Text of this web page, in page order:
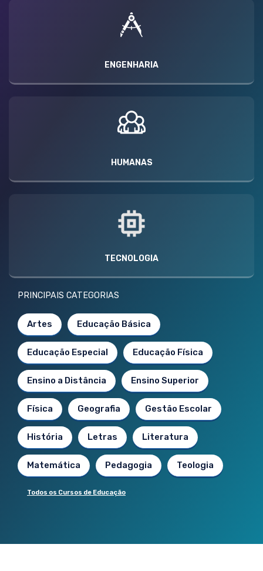
ENGENHARIA
HUMANAS
TECNOLOGIA
PRINCIPAIS CATEGORIAS
Artes Educação Básica
Educação Especial Educação Física
Ensino a Distância Ensino Superior
Física Geografia Gestão Escolar
História Letras Literatura
Matemática Pedagogia Teologia
Todos os Cursos de Educação